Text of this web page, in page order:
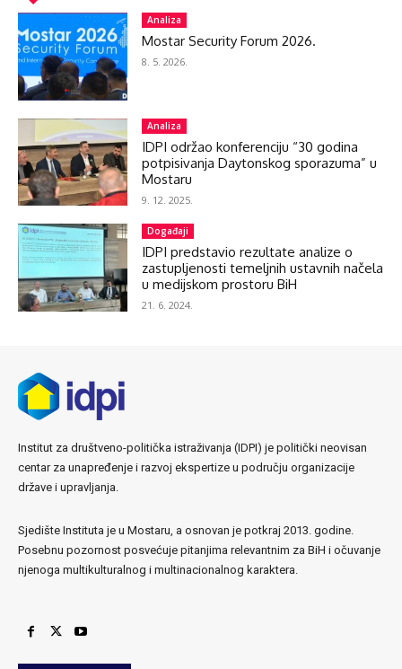
Analiza
Mostar Security Forum 2026.
8. 5. 2026.
Analiza
IDPI održao konferenciju “30 godina
potpisivanja Daytonskog sporazuma” u
Mostaru
9. 12. 2025.
Događaji
IDPI predstavio rezultate analize o
zastupljenosti temeljnih ustavnih načela
u medijskom prostoru BiH
21. 6. 2024.
Institut za društveno-politička istraživanja (IDPI) je politički neovisan
centar za unapređenje i razvoj ekspertize u području organizacije
države i upravljanja.
Sjedište Instituta je u Mostaru, a osnovan je potkraj 2013. godine.
Posebnu pozornost posvećuje pitanjima relevantnim za BiH i očuvanje
njenoga multikulturalnog i multinacionalnog karaktera.